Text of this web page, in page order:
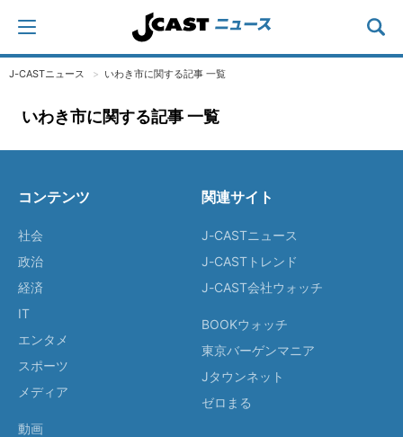
J-CASTニュース いわき市に関する記事 一覧
いわき市に関する記事 一覧
コンテンツ
社会
政治
経済
IT
エンタメ
スポーツ
メディア
動画
関連サイト
J-CASTニュース
J-CASTトレンド
J-CAST会社ウォッチ
BOOKウォッチ
東京バーゲンマニア
Jタウンネット
ゼロまる